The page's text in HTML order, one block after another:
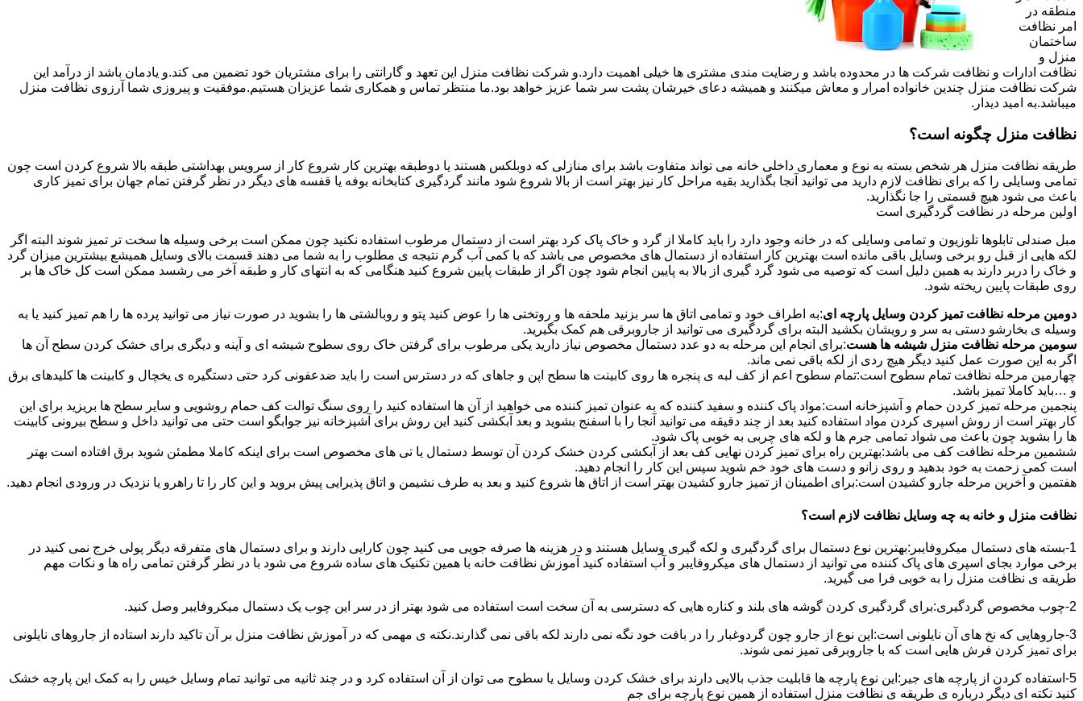
منطقه در
امر نظافت
ساختمان
منزل و
نظافت ادارات و نظافت شرکت ها در محدوده باشد و رضایت مندی مشتری ها خیلی اهمیت دارد.و شرکت نظافت منزل این تعهد و گارانتی را برای مشتریان خود تضمین می کند.و یادمان باشد از درآمد این
شرکت نظافت منزل چندین خانواده امرار و معاش میکنند و همیشه دعای خیرشان پشت سر شما عزیز خواهد بود.ما منتظر تماس و همکاری شما عزیزان هستیم.موفقیت و پیروزی شما آرزوی نظافت منزل
میباشد.به امید دیدار.
نظافت منزل چگونه است؟
طریقه نظافت منزل هر شخص بسته به نوع و معماری داخلی خانه می تواند متفاوت باشد برای منازلی که دوبلکس هستند یا دوطبقه بهترین کار شروع کار از سرویس بهداشتی طبقه بالا شروع کردن است چون
تمامی وسایلی را که برای نظافت لازم دارید می توانید آنجا بگذارید بقیه مراحل کار نیز بهتر است از بالا شروع شود مانند گردگیری کتابخانه بوفه یا قفسه های دیگر در نظر گرفتن تمام جهان برای تمیز کاری
باعث می شود هیچ قسمتی را جا نگذارید.
اولین مرحله در نظافت گردگیری است
مبل صندلی تابلوها تلوزیون و تمامی وسایلی که در خانه وجود دارد را باید کاملا از گرد و خاک پاک کرد بهتر است از دستمال مرطوب استفاده نکنید چون ممکن است برخی وسیله ها سخت تر تمیز شوند البته اگر
لکه هایی از قبل رو برخی وسایل باقی مانده است بهترین کار استفاده از دستمال های مخصوص می باشد که با کمی آب گرم نتیجه ی مطلوب را به شما می دهند قسمت بالای وسایل همیشع بیشترین میزان گرد
و خاک را دربر دارند به همین دلیل است که توصیه می شود گرد گیری از بالا به پایین انجام شود چون اگر از طبقات پایین شروع کنید هنگامی که به انتهای کار و طبقه آخر می رشسد ممکن است کل خاک ها بر
روی طبقات پایین ریخته شود.
دومین مرحله نظافت تمیز کردن وسایل پارچه ای:به اطراف خود و تمامی اتاق ها سر بزنید ملحفه ها و روتختی ها را عوض کنید پتو و روبالشتی ها را بشوید در صورت نیاز می توانید پرده ها را هم تمیز کنید یا به
وسیله ی بخارشو دستی به سر و رویشان بکشید البته برای گردگیری می توانید از جاروبرقی هم کمک بگیرید.
سومین مرحله نظافت منزل شیشه ها هست:برای انجام این مرحله به دو عدد دستمال مخصوص نیاز دارید یکی مرطوب برای گرفتن خاک روی سطوح شیشه ای و آینه و دیگری برای خشک کردن سطح آن ها
اگر به این صورت عمل کنید دیگر هیچ ردی از لکه باقی نمی ماند.
چهارمین مرحله نظافت تمام سطوح است:تمام سطوح اعم از کف لبه ی پنجره ها روی کابینت ها سطح اپن و جاهای که در دسترس است را باید ضدعفونی کرد حتی دستگیره ی یخچال و کابینت ها کلیدهای برق
و …باید کاملا تمیز باشد.
پنجمین مرحله تمیز کردن حمام و آشپزخانه است:مواد پاک کننده و سفید کننده که به عنوان تمیز کننده می خواهید از آن ها استفاده کنید را روی سنگ توالت کف حمام روشویی و سایر سطح ها بریزید برای این
کار بهتر است از روش اسپری کردن مواد استفاده کنید بعد از چند دقیقه می توانید آنجا را با اسفنج بشوید و بعد آبکشی کنید این روش برای آشپزخانه نیز جوابگو است حتی می توانید داخل و سطح بیرونی کابینت
ها را بشوید چون باعث می شواد تمامی جرم ها و لکه های چربی به خوبی پاک شود.
ششمین مرحله نظافت کف می باشد:بهترین راه برای تمیز کردن نهایی کف بعد از آبکشی کردن خشک کردن آن توسط دستمال یا تی های مخصوص است برای اینکه کاملا مطمئن شوید برق افتاده است بهتر
است کمی زحمت به خود بدهید و روی زانو و دست های خود خم شوید سپس این کار را انجام دهید.
هفتمین و آخرین مرحله جارو کشیدن است:برای اطمینان از تمیز جارو کشیدن بهتر است از اتاق ها شروع کنید و بعد به طرف نشیمن و اتاق پذیرایی پیش بروید و این کار را تا راهرو یا نزدیک در ورودی انجام دهید.
نظافت منزل و خانه به چه وسایل نظافت لازم است؟
1-بسته های دستمال میکروفایبر:بهترین نوع دستمال برای گردگیری و لکه گیری وسایل هستند و در هزینه ها صرفه جویی می کنید چون کارایی دارند و برای دستمال های متفرقه دیگر پولی خرج نمی کنید در
برخی موارد بجای اسپری های پاک کننده می توانید از دستمال های میکروفایبر و آب استفاده کنید آموزش نظافت خانه با همین تکنیک های ساده شروع می شود با در نظر گرفتن تمامی راه ها و نکات مهم
طریقه ی نظافت منزل را به خوبی فرا می گیرید.
2-چوب مخصوص گردگیری:برای گردگیری کردن گوشه های بلند و کناره هایی که دسترسی به آن سخت است استفاده می شود بهتر از در سر این چوب یک دستمال میکروفایبر وصل کنید.
3-جاروهایی که نخ های آن نایلونی است:این نوع از جارو چون گردوغبار را در بافت خود نگه نمی دارند لکه باقی نمی گذارند.نکته ی مهمی که در آموزش نظافت منزل بر آن تاکید دارند استاده از جاروهای نایلونی
برای تمیز کردن فرش هایی است که با جاروبرقی تمیز نمی شوند.
5-استفاده کردن از پارچه های جیر:این نوع پارچه ها قابلیت جذب بالایی دارند برای خشک کردن وسایل یا سطوح می توان از آن استفاده کرد و در چند ثانیه می توانید تمام وسایل خیس را به کمک این پارچه خشک
کنید نکته ای دیگر درباره ی طریقه ی نظافت منزل استفاده از همین نوع پارچه برای جم